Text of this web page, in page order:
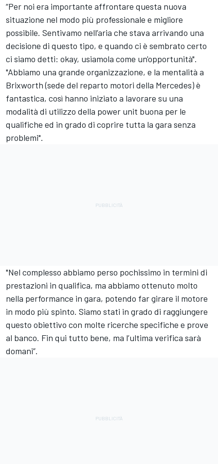
“Per noi era importante affrontare questa nuova
situazione nel modo più professionale e migliore
possibile. Sentivamo nell’aria che stava arrivando una
decisione di questo tipo, e quando ci è sembrato certo
ci siamo detti: okay, usiamola come un'opportunità".
"Abbiamo una grande organizzazione, e la mentalità a
Brixworth (sede del reparto motori della Mercedes) è
fantastica, così hanno iniziato a lavorare su una
modalità di utilizzo della power unit buona per le
qualifiche ed in grado di coprire tutta la gara senza
problemi".
"Nel complesso abbiamo perso pochissimo in termini di
prestazioni in qualifica, ma abbiamo ottenuto molto
nella performance in gara, potendo far girare il motore
in modo più spinto. Siamo stati in grado di raggiungere
questo obiettivo con molte ricerche specifiche e prove
al banco. Fin qui tutto bene, ma l’ultima verifica sarà
domani”.